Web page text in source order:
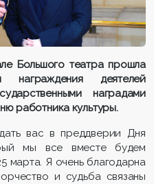
Большого театра прошла
награждения деятелей
наградами
работника культуры.
вас в преддверии Дня
мы все вместе будем
марта. Я очень благодарна
и судьба связаны